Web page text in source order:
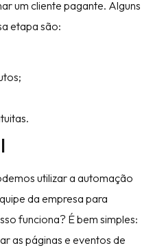
um cliente pagante. Alguns
etapa são:
utilizar a automação
da empresa para
funciona? É bem simples:
as páginas e eventos de